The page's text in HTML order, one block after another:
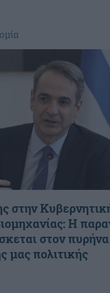
στην
Η
στον
μας πολιτικής